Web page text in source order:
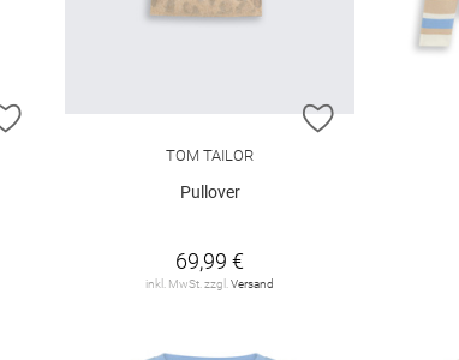
ZUR WUNSCHLISTE HINZUFÜGEN
TOM TAILOR
Pullover
69,99 €
inkl. MwSt. zzgl.Versand